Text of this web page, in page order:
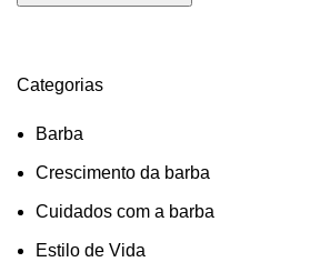
Categorias
Barba
Crescimento da barba
Cuidados com a barba
Estilo de Vida